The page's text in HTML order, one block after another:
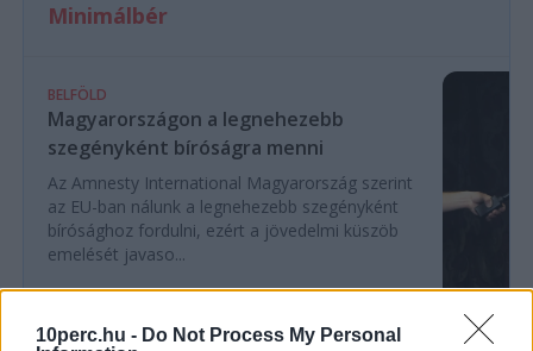
10perc.hu - Do Not Process My Personal
Minimálbér
BELFÖLD
Magyarországon a legnehezebb
szegényként bíróságra menni
Az Amnesty International Magyarország szerint
az EU-ban nálunk a legnehezebb szegényként
bírósághoz fordulni, ezért a jövedelmi küszöb
emelését javaso...